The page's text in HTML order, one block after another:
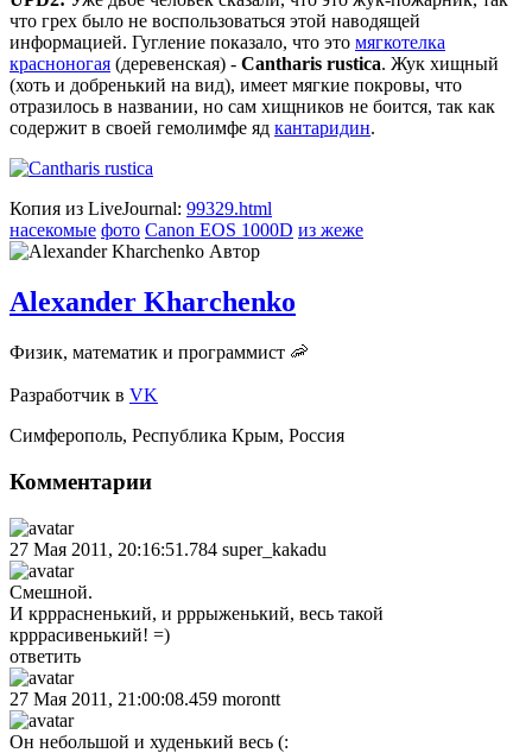
что грех было не воспользоваться этой наводящей
информацией. Гугление показало, что это мягкотелка
красноногая (деревенская) - Cantharis rustica. Жук хищный
(хоть и добренький на вид), имеет мягкие покровы, что
отразилось в названии, но сам хищников не боится, так как
содержит в своей гемолимфе яд кантаридин.
Копия из LiveJournal: 99329.html
насекомые фото Canon EOS 1000D из жеже
Автор
Alexander Kharchenko
Физик, математик и программист 🦐
Разработчик в VK
Симферополь, Республика Крым, Россия
Комментарии
27 Мая 2011, 20:16:51.784 super_kakadu
Смешной.
И крррасненький, и рррыженький, весь такой
крррасивенький! =)
ответить
27 Мая 2011, 21:00:08.459 morontt
Он небольшой и худенький весь (: